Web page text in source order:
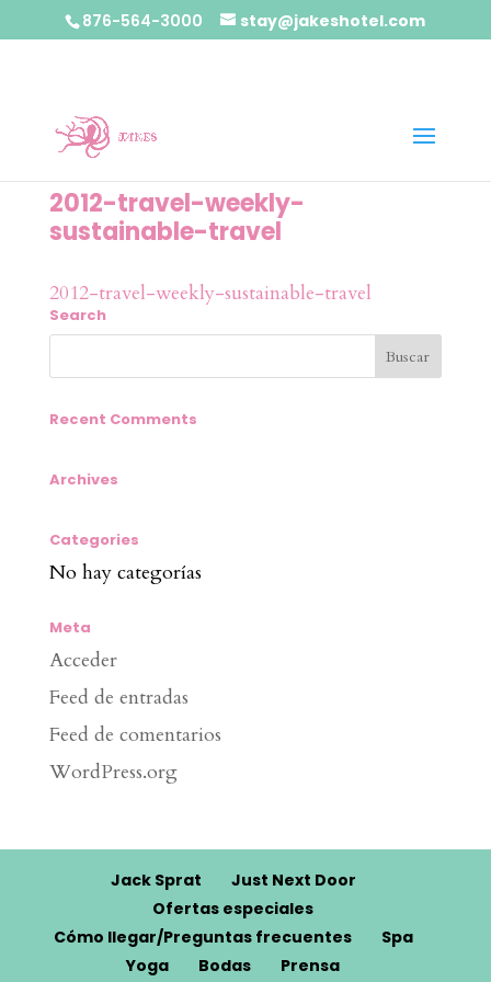
876-564-3000 stay@jakeshotel.com
2012-travel-weekly-
sustainable-travel
2012-travel-weekly-sustainable-travel
Search
Recent Comments
Archives
Categories
No hay categorías
Meta
Acceder
Feed de entradas
Feed de comentarios
WordPress.org
Jack Sprat
Just Next Door
Ofertas especiales
Cómo llegar/Preguntas frecuentes
Spa
Yoga
Bodas Prensa